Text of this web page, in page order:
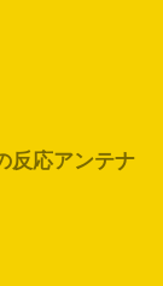
反応アンテナ